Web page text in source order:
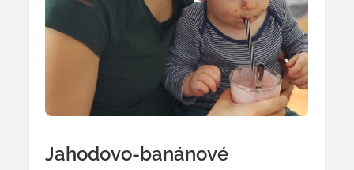
Jahodovo-banánové